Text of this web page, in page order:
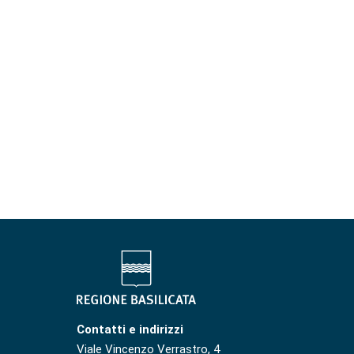
Contatti e indirizzi
Viale Vincenzo Verrastro, 4